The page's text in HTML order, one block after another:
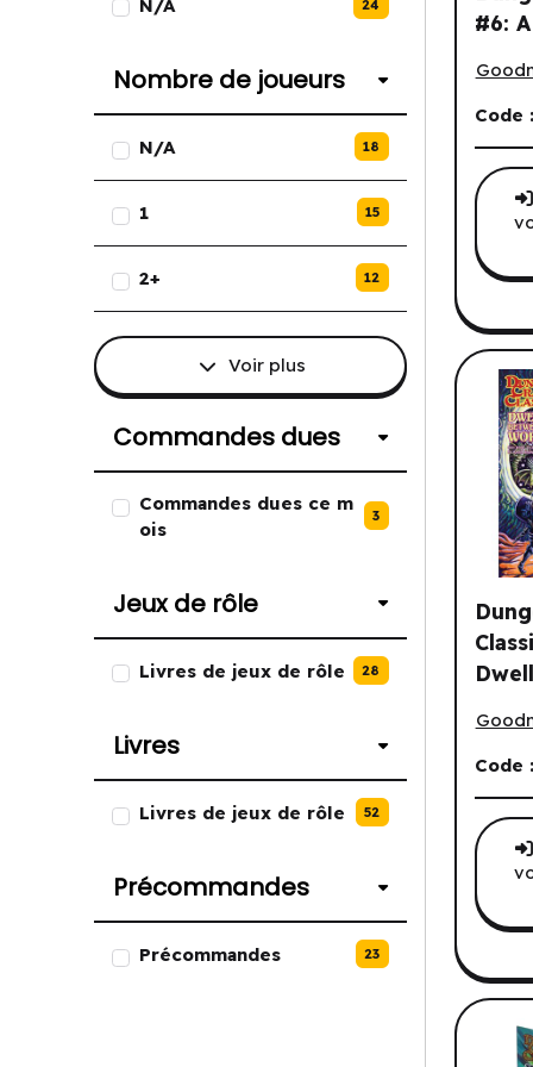
N/A 24
Nombre de joueurs
Liste des options de Nombre de
N/A 18
1 15
2+ 12
Voir plus
Commandes dues
Liste des options de
Commandes dues ce m
ois
3
Jeux de rôle
Liste des options de Jeux de
Livres de jeux de rôle 28
Livres
Liste des options de Livres.
Livres de jeux de rôle 52
Précommandes
Liste des options de
Précommandes 23
#6:
(EN)
Code :
Code :